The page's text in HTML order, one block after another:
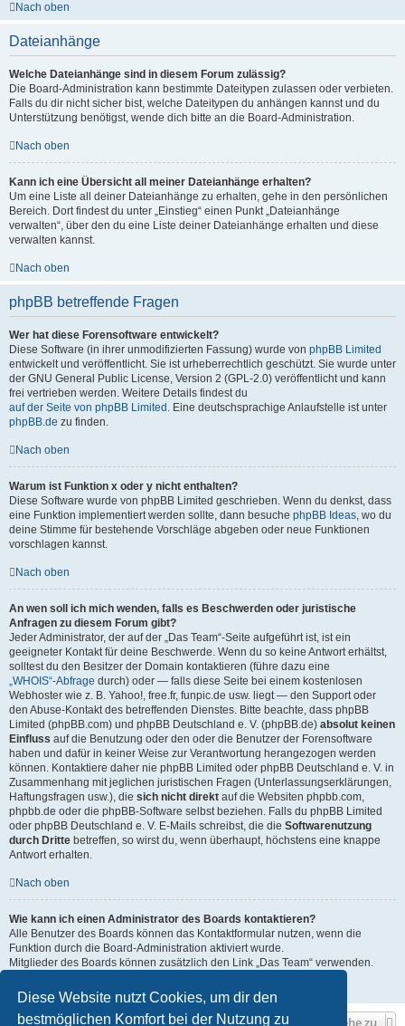
Diese Website nutzt Cookies, um dir den
bestmöglichen Komfort bei der Nutzung zu
Nach oben
Dateianhänge
Welche Dateianhänge sind in diesem Forum zulässig?
Die Board-Administration kann bestimmte Dateitypen zulassen oder verbieten.
Falls du dir nicht sicher bist, welche Dateitypen du anhängen kannst und du
Unterstützung benötigst, wende dich bitte an die Board-Administration.
Nach oben
Kann ich eine Übersicht all meiner Dateianhänge erhalten?
Um eine Liste all deiner Dateianhänge zu erhalten, gehe in den persönlichen
Bereich. Dort findest du unter „Einstieg“ einen Punkt „Dateianhänge
verwalten“, über den du eine Liste deiner Dateianhänge erhalten und diese
verwalten kannst.
Nach oben
phpBB betreffende Fragen
Wer hat diese Forensoftware entwickelt?
Diese Software (in ihrer unmodifizierten Fassung) wurde von phpBB Limited
entwickelt und veröffentlicht. Sie ist urheberrechtlich geschützt. Sie wurde unter
der GNU General Public License, Version 2 (GPL-2.0) veröffentlicht und kann
frei vertrieben werden. Weitere Details findest du
auf der Seite von phpBB Limited . Eine deutschsprachige Anlaufstelle ist unter
phpBB.de zu finden.
Nach oben
Warum ist Funktion x oder y nicht enthalten?
Diese Software wurde von phpBB Limited geschrieben. Wenn du denkst, dass
eine Funktion implementiert werden sollte, dann besuche phpBB Ideas, wo du
deine Stimme für bestehende Vorschläge abgeben oder neue Funktionen
vorschlagen kannst.
Nach oben
An wen soll ich mich wenden, falls es Beschwerden oder juristische
Anfragen zu diesem Forum gibt?
Jeder Administrator, der auf der „Das Team“-Seite aufgeführt ist, ist ein
geeigneter Kontakt für deine Beschwerde. Wenn du so keine Antwort erhältst,
solltest du den Besitzer der Domain kontaktieren (führe dazu eine
„WHOIS“-Abfrage durch) oder — falls diese Seite bei einem kostenlosen
Webhoster wie z. B. Yahoo!, free.fr, funpic.de usw. liegt — den Support oder
den Abuse-Kontakt des betreffenden Dienstes. Bitte beachte, dass phpBB
Limited (phpBB.com) und phpBB Deutschland e. V. (phpBB.de) absolut keinen
Einfluss auf die Benutzung oder den oder die Benutzer der Forensoftware
haben und dafür in keiner Weise zur Verantwortung herangezogen werden
können. Kontaktiere daher nie phpBB Limited oder phpBB Deutschland e. V. in
Zusammenhang mit jeglichen juristischen Fragen (Unterlassungserklärungen,
Haftungsfragen usw.), die sich nicht direkt auf die Websiten phpbb.com,
phpbb.de oder die phpBB-Software selbst beziehen. Falls du phpBB Limited
oder phpBB Deutschland e. V. E-Mails schreibst, die die Softwarenutzung
durch Dritte betreffen, so wirst du, wenn überhaupt, höchstens eine knappe
Antwort erhalten.
Nach oben
Wie kann ich einen Administrator des Boards kontaktieren?
Alle Benutzer des Boards können das Kontaktformular nutzen, wenn die
Funktion durch die Board-Administration aktiviert wurde.
Mitglieder des Boards können zusätzlich den Link „Das Team“ verwenden.
Nach oben
Gehe zu